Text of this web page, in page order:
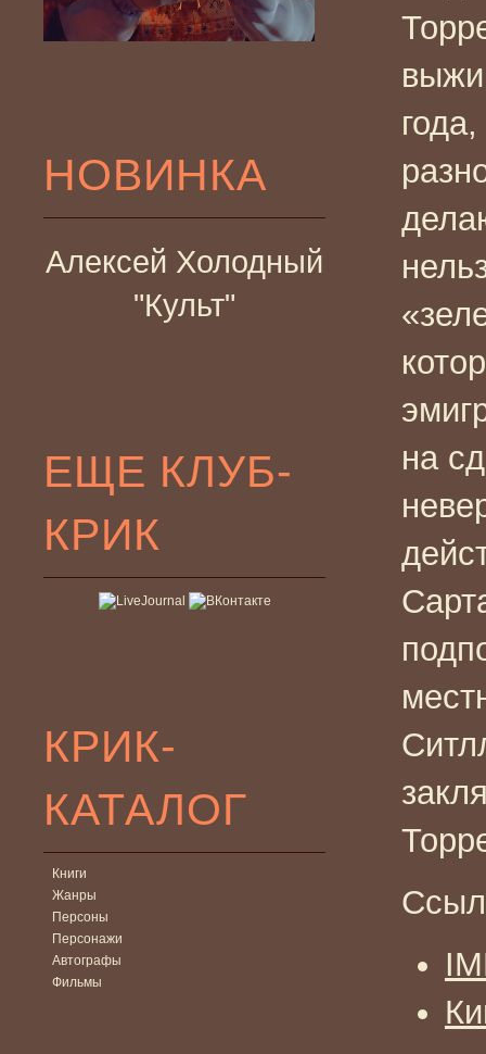
НОВИНКА
Алексей Холодный
"Культ"
ЕЩЕ КЛУБ-
КРИК
КРИК-
КАТАЛОГ
Книги
Жанры
Персоны
Персонажи
Автографы
Фильмы
на